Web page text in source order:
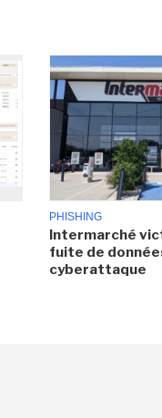
PHISHING
Intermarché
fuite de
cyberattaque